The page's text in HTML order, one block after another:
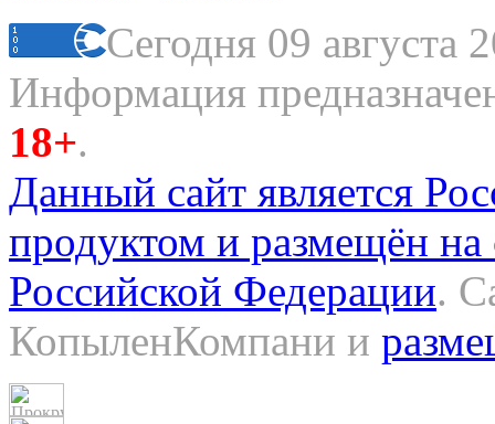
Сегодня 09 августа
Информация
18+.
Данный сайт является
продуктом и размещён
Российской Федерации.
КопыленКомпани и